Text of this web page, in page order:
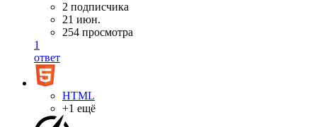
2 подписчика
21 июн.
254 просмотра
1
ответ
HTML
+1 ещё